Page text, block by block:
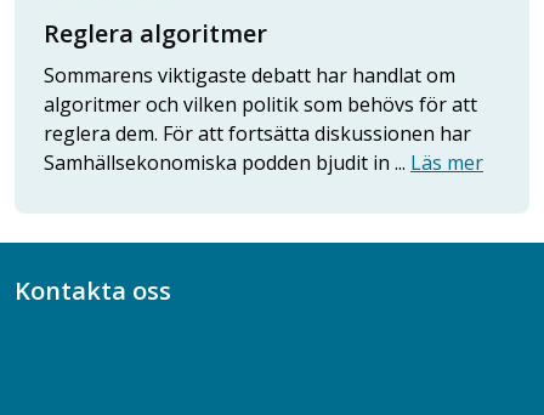
Reglera algoritmer
Sommarens viktigaste debatt har handlat om
algoritmer och vilken politik som behövs för att
reglera dem. För att fortsätta diskussionen har
Samhällsekonomiska podden bjudit in ... Läs mer
Kontakta oss